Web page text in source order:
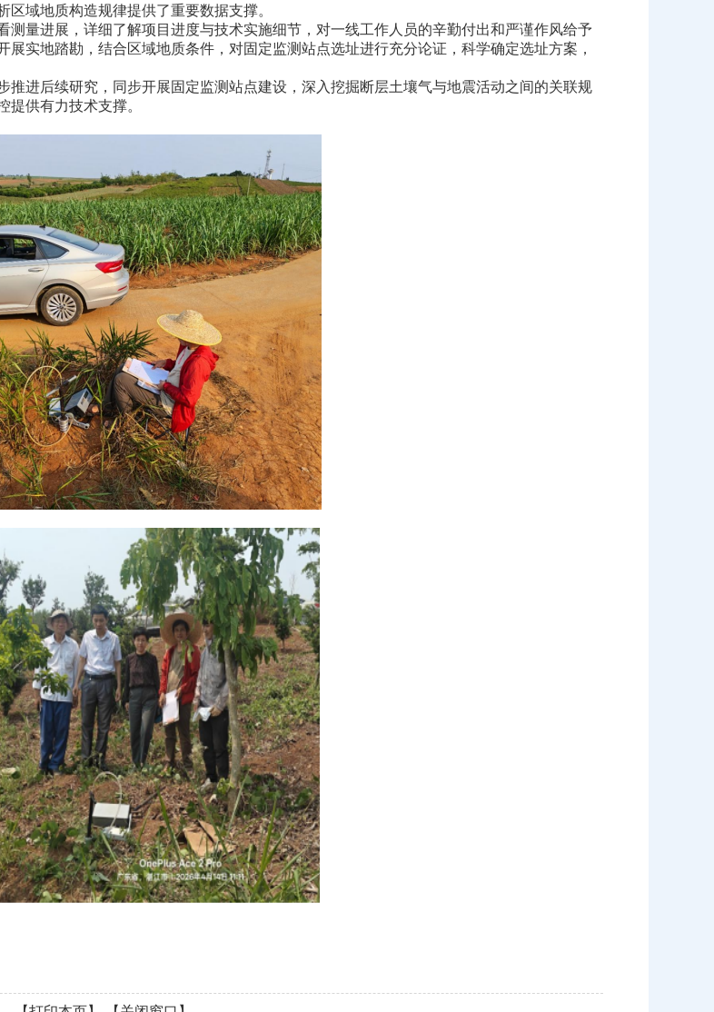
域地质构造规律提供了重要数据支撑。
量进展，详细了解项目进度与技术实施细节，对一线工作人员的辛勤付出和严谨作风给予
实地踏勘，结合区域地质条件，对固定监测站点选址进行充分论证，科学确定选址方案，
进后续研究，同步开展固定监测站点建设，深入挖掘断层土壤气与地震活动之间的关联规
供有力技术支撑。